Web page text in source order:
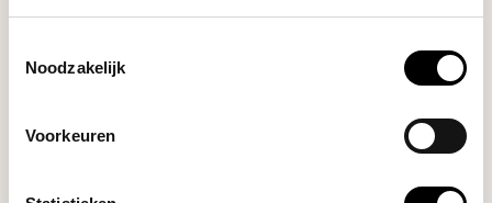
Noodzakelijk
Voorkeuren
BAR